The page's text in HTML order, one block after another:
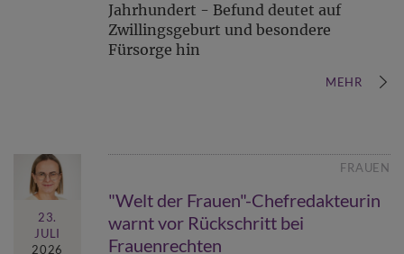
Jahrhundert - Befund deutet auf
Zwillingsgeburt und besondere
Fürsorge hin
MEHR
23.
JULI
2026
FRAUEN
"Welt der Frauen"-Chefredakteurin
warnt vor Rückschritt bei
Frauenrechten